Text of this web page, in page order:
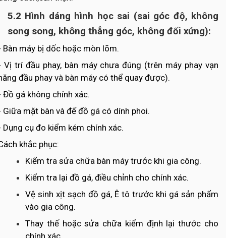
5.2 Hình dáng hình học sai (sai góc độ, không
song song, không thẳng góc, không đối xứng):
Bàn máy bị dốc hoặc mòn lõm.
Vị trí đầu phay, bàn máy chưa đúng (trên máy phay vạn
đầu phay và bàn máy có thể quay được).
Đồ gá không chính xác.
Giữa mặt bàn và đế đồ gá có dính phoi.
Dụng cụ đo kiểm kém chính xác.
khắc phục:
Kiểm tra sửa chữa bàn máy trước khi gia công.
Kiểm tra lại đồ gá, điều chỉnh cho chính xác.
Vệ sinh xịt sạch đồ gá, Ê tô trước khi gá sản phẩm
vào gia công.
Thay thế hoặc sửa chữa kiểm định lại thước cho
chính xác.